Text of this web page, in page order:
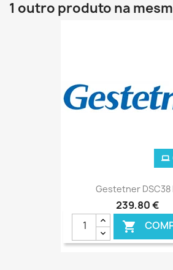
1 outro produto na
Gestetner DSC38
239,80 €
